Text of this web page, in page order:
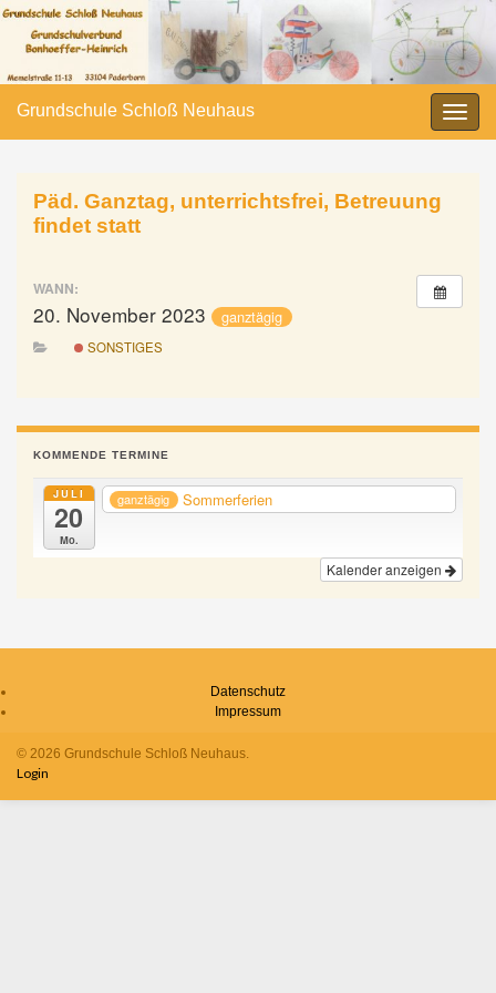
Grundschule Schloß Neuhaus
Päd. Ganztag, unterrichtsfrei, Betreuung
findet statt
WANN:
20. November 2023 ganztägig
SONSTIGES
KOMMENDE TERMINE
JULI
20
Mo.
ganztägig Sommerferien
Kalender anzeigen
Datenschutz
Impressum
© 2026 Grundschule Schloß Neuhaus.
Login